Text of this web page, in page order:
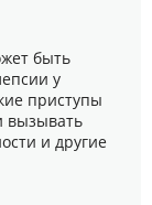
быть
у
приступы
вызывать
и другие